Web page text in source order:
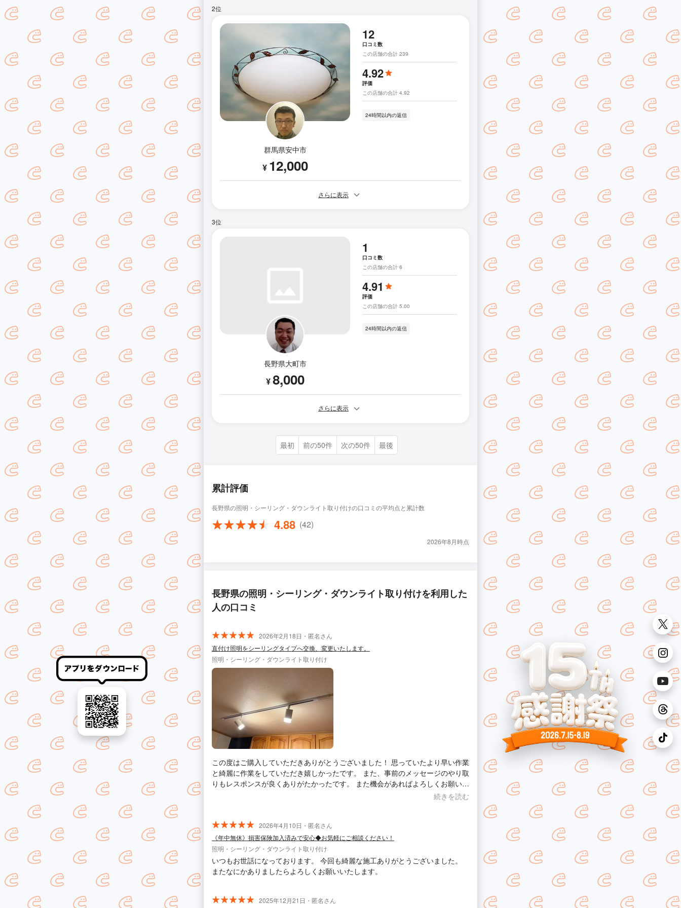
2位
群馬県安中市
¥ 12,000
12
口コミ数
この店舗の合計 239
4.92
評価
この店舗の合計 4.92
24時間以内の返信
さらに表示
3位
長野県大町市
¥8,000
1
口コミ数
この店舗の合計 6
4.91
評価
この店舗の合計 5.00
24時間以内の返信
さらに表示
最初 前の50件 次の50件 最後
累計評価
長野県の照明・シーリング・ダウンライト取り付けの口コミの平均点と累計数
4.88 (42)
2026年8月時点
長野県の照明・シーリング・ダウンライト取り付けを利用した
人の口コミ
2026年2月18日・匿名さん
直付け照明をシーリングタイプへ交換、変更いたします。
照明・シーリング・ダウンライト取り付け
この度はご購入していただきありがとうございました！ 思っていたより早い作業
と綺麗に作業をしていただき嬉しかったです。 また、事前のメッセージのやり取
りもレスポンスが良くありがたかったです。 また機会があればよろしくお願いい
続きを読む
2026年4月10日・匿名さん
《年中無休》損害保険加入済みで安心◆お気軽にご相談ください！
照明・シーリング・ダウンライト取り付け
いつもお世話になっております。 今回も綺麗な施工ありがとうございました。
またなにかありましたらよろしくお願いいたします。
2025年12月21日・匿名さん